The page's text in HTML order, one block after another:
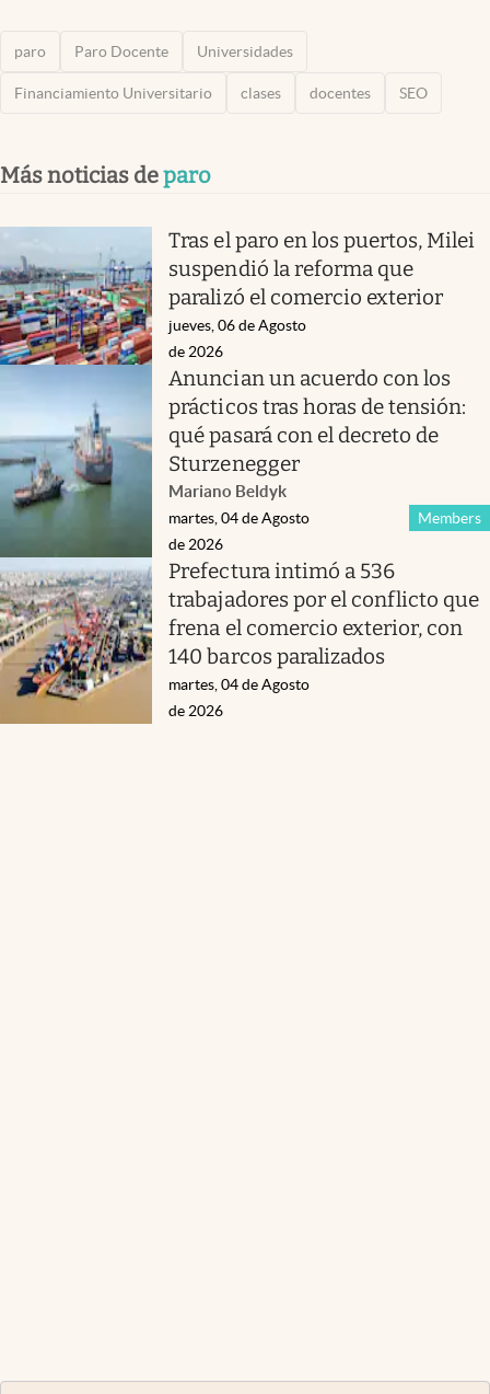
paro Paro Docente Universidades
Financiamiento Universitario clases docentes SEO
Más noticias deparo
Tras el paro en los puertos, Milei
suspendió la reforma que
paralizó el comercio exterior
jueves, 06 de Agosto
de 2026
Anuncian un acuerdo con los
prácticos tras horas de tensión:
qué pasará con el decreto de
Sturzenegger
Mariano Beldyk
Members
martes, 04 de Agosto
de 2026
Prefectura intimó a 536
trabajadores por el conflicto que
frena el comercio exterior, con
140 barcos paralizados
martes, 04 de Agosto
de 2026